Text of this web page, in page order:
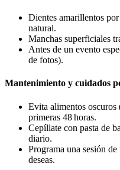
Dientes amarillentos
natural.
Manchas superficiales
Antes de un evento
de fotos).
Mantenimiento y cuidados
Evita alimentos oscuros
primeras 48 horas.
Cepíllate con pasta de
diario.
Programa una sesión
deseas.